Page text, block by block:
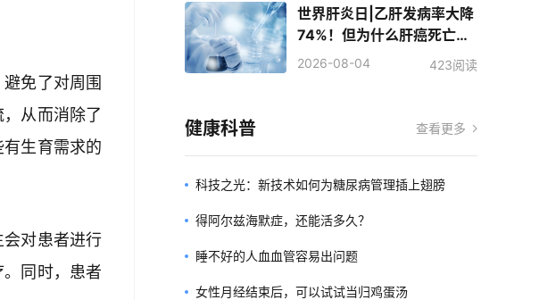
免了对周围
从而消除了
生育需求的
对患者进行
同时，患者
世界肝炎日|乙肝发病率大降
74%！但为什么肝癌死亡人
数反而增加了？
2026-08-04 423阅读
健康科普 查看更多
科技之光：新技术如何为糖尿病管理插上翅膀
得阿尔兹海默症，还能活多久？
睡不好的人血血管容易出问题
女性月经结束后，可以试试当归鸡蛋汤